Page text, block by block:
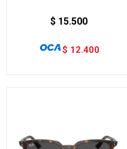
$ 15.500
$ 12.400